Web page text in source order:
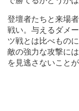
登壇者たちと来場
戦い。与えるダメ
ツ戦とは比べもの
敵の強力な攻撃に
を見逃さないこと